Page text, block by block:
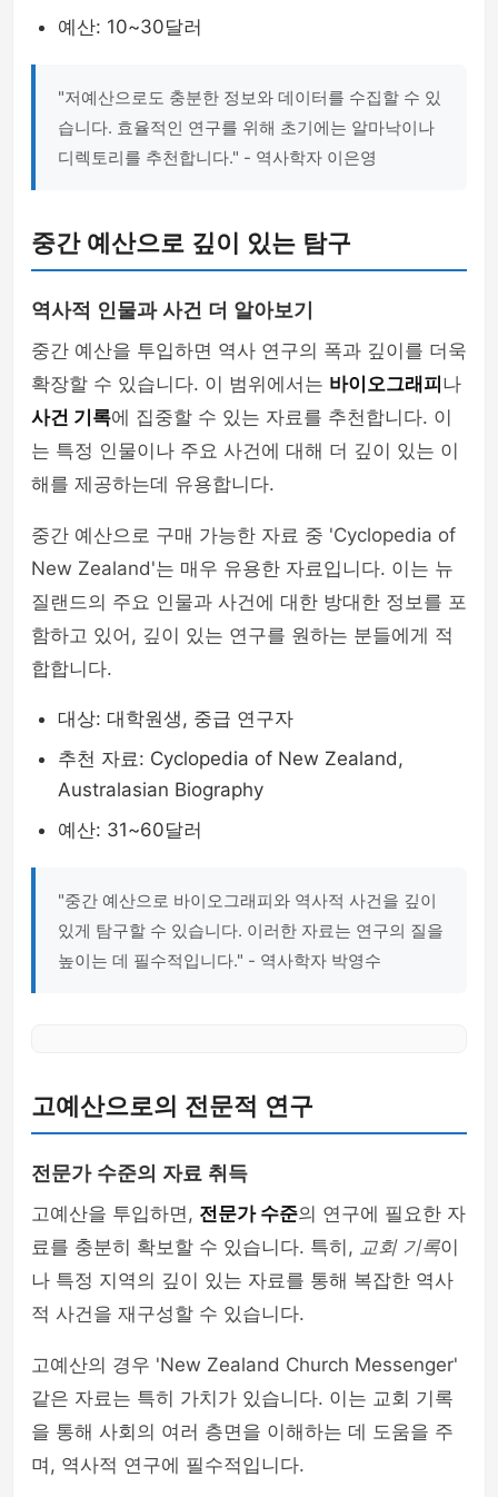
예산: 10~30달러
"저예산으로도 충분한 정보와 데이터를 수집할 수 있
습니다. 효율적인 연구를 위해 초기에는 알마낙이나
디렉토리를 추천합니다." - 역사학자 이은영
중간 예산으로 깊이 있는 탐구
역사적 인물과 사건 더 알아보기
중간 예산을 투입하면 역사 연구의 폭과 깊이를 더욱
확장할 수 있습니다. 이 범위에서는 바이오그래피 나
사건 기록에 집중할 수 있는 자료를 추천합니다. 이
는 특정 인물이나 주요 사건에 대해 더 깊이 있는 이
해를 제공하는데 유용합니다.
중간 예산으로 구매 가능한 자료 중 'Cyclopedia of
New Zealand'는 매우 유용한 자료입니다. 이는 뉴
질랜드의 주요 인물과 사건에 대한 방대한 정보를 포
함하고 있어, 깊이 있는 연구를 원하는 분들에게 적
합합니다.
대상: 대학원생, 중급 연구자
추천 자료: Cyclopedia of New Zealand,
Australasian Biography
예산: 31~60달러
"중간 예산으로 바이오그래피와 역사적 사건을 깊이
있게 탐구할 수 있습니다. 이러한 자료는 연구의 질을
높이는 데 필수적입니다." - 역사학자 박영수
고예산으로의 전문적 연구
전문가 수준의 자료 취득
고예산을 투입하면, 전문가 수준의 연구에 필요한 자
료를 충분히 확보할 수 있습니다. 특히, 교회 기록이
나 특정 지역의 깊이 있는 자료를 통해 복잡한 역사
적 사건을 재구성할 수 있습니다.
고예산의 경우 'New Zealand Church Messenger'
같은 자료는 특히 가치가 있습니다. 이는 교회 기록
을 통해 사회의 여러 층면을 이해하는 데 도움을 주
며, 역사적 연구에 필수적입니다.